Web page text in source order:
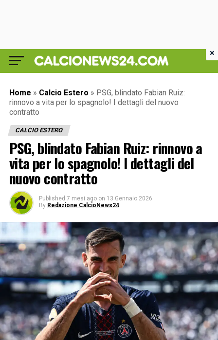
Home » Calcio Estero » PSG, blindato Fabian Ruiz:
rinnovo a vita per lo spagnolo! I dettagli del nuovo
contratto
CALCIO ESTERO
PSG, blindato Fabian Ruiz: rinnovo a
vita per lo spagnolo! I dettagli del
nuovo contratto
Published 7 mesi ago on 13 Gennaio 2026
By Redazione CalcioNews24
×